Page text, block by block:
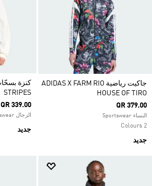
جاكيت رياضية ADIDAS X FARM RIO
HOUSE OF TIRO
QR 379.00
النساء Sportswear
2 Colours
جديد
STRIPES
QR 339.00
الرجال Sportswear
جديد